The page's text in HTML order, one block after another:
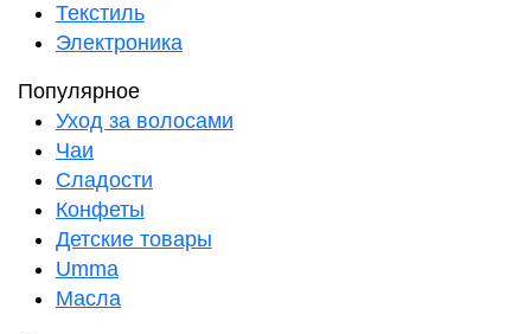
Текстиль
Электроника
Популярное
Уход за волосами
Чаи
Сладости
Конфеты
Детские товары
Umma
Масла